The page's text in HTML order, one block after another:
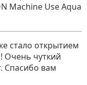
Machine Use Aqua
стало открытием
Очень чуткий
Спасибо вам